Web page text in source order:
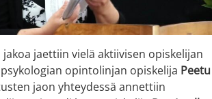
jaettiin vielä aktiivisen opiskelijan
opintolinjan opiskelija Peetu
jaon yhteydessä annettiin